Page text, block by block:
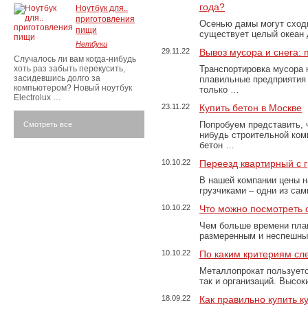
года?
Осенью дамы могут
существует целый
29.11.22 Вывоз мусора и
Транспортировка
плавильные
только …
23.11.22 Купить бетон в Москве
Попробуем представить,
нибудь строительной
бетон …
10.10.22 Переезд квартирный с
В нашей компании цены
грузчиками – одни из
10.10.22 Что можно посмотреть
Чем больше времени
размеренным и
10.10.22 По каким критериям
Металлопрокат
так и организаций.
18.09.22 Как правильно купить
Ноутбук для..
приготовления
пищи
Нетбуки
Случалось ли вам когда-нибудь
хоть раз забыть перекусить,
засидевшись долго за
компьютером? Новый ноутбук
Electrolux …
Смотреть все